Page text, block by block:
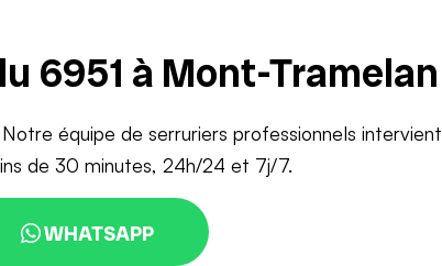
6951 à Mont-Tramelan
équipe de serruriers professionnels intervient
de 30 minutes, 24h/24 et 7j/7.
WHATSAPP